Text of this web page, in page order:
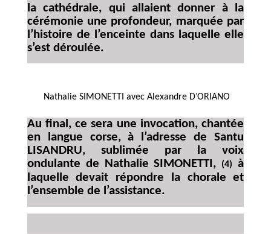
la cathédrale, qui allaient donner à la
cérémonie une profondeur, marquée par
l’histoire de l’enceinte dans laquelle elle
s’est déroulée.
Nathalie SIMONETTI avec Alexandre D’ORIANO
Au final, ce sera une invocation, chantée
en langue corse, à l’adresse de Santu
LISANDRU, sublimée par la voix
ondulante de Nathalie SIMONETTI,
(4)
à
laquelle devait répondre la chorale et
l’ensemble de l’assistance.